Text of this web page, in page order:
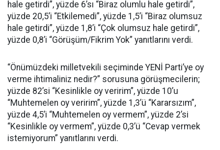
hale getirdi”, yüzde 6’sı “Biraz olumlu hale getirdi”,
yüzde 20,5’i “Etkilemedi”, yüzde 1,5’i “Biraz olumsuz
hale getirdi”, yüzde 1,8’i “Çok olumsuz hale getirdi”,
yüzde 0,8’i “Görüşüm/Fikrim Yok” yanıtlarını verdi.
“Önümüzdeki milletvekili seçiminde YENİ Parti’ye oy
verme ihtimaliniz nedir?” sorusuna görüşmecilerin;
yüzde 82’si “Kesinlikle oy veririm”, yüzde 10’u
“Muhtemelen oy veririm”, yüzde 1,3’ü “Kararsızım”,
yüzde 4,5’i “Muhtemelen oy vermem”, yüzde 2’si
“Kesinlikle oy vermem”, yüzde 0,3’ü “Cevap vermek
istemiyorum” yanıtlarını verdi.